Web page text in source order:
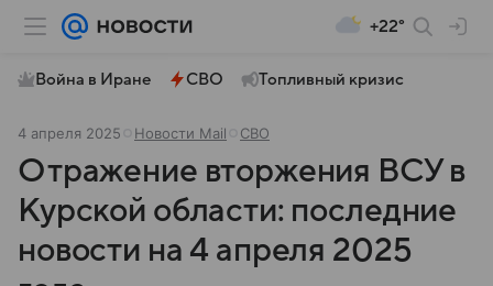
+22°
Война в Иране СВО Топливный кризис
4 апреля 2025 Новости Mail СВО
Отражение вторжения ВСУ в
Курской области: последние
новости на 4 апреля 2025